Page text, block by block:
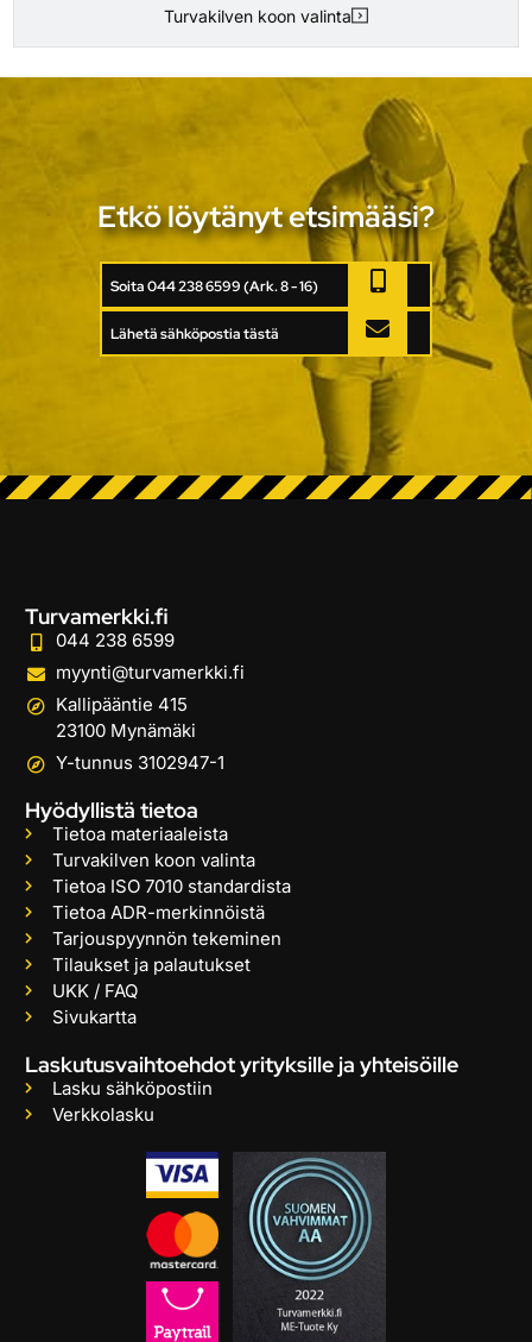
Turvakilven koon valinta
Etkö löytänyt etsimääsi?
Soita 044 238 6599 (Ark. 8 - 16)
Lähetä sähköpostia tästä
Turvamerkki.fi
044 238 6599
myynti@turvamerkki.fi
Kallipääntie 415
23100 Mynämäki
Y-tunnus 3102947-1
Hyödyllistä tietoa
Tietoa materiaaleista
Turvakilven koon valinta
Tietoa ISO 7010 standardista
Tietoa ADR-merkinnöistä
Tarjouspyynnön tekeminen
Tilaukset ja palautukset
UKK / FAQ
Sivukartta
Laskutusvaihtoehdot yrityksille ja yhteisöille
Lasku sähköpostiin
Verkkolasku